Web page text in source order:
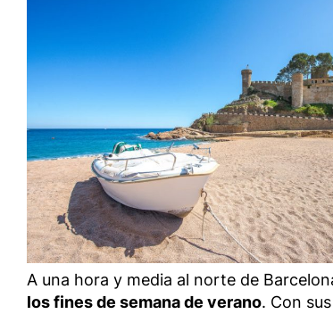
A una hora y media al norte de
los fines de semana de verano. Con